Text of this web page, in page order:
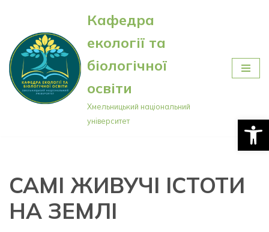
Перейти
до
вмісту
Кафедра
екології та
біологічної
освіти
Хмельницький національний
університет
САМІ ЖИВУЧІ ІСТОТИ
НА ЗЕМЛІ